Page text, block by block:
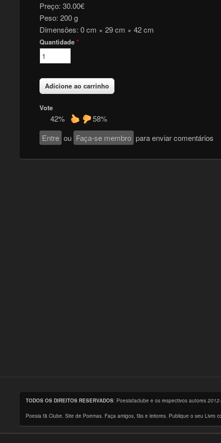
Preço: 30.00€
Peso: 200 g
Dimensões: 0 cm × 29 cm × 42 cm
Quantidade *
Vote
42%
58%
Entre ou Faça-se membro para enviar comentários
TODOS OS DIREITOS RESERVADOS: Poesiafaclube e os respectivos autores
Poesia fã Clube. Site de Poemas. Faça amigos, fãs e leitores. Publique o seu Livro